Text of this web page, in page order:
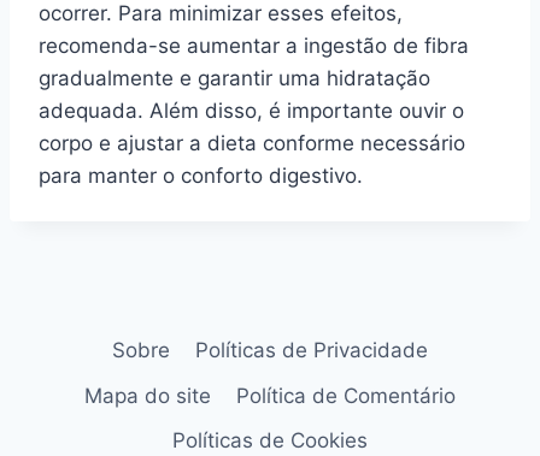
ocorrer. Para minimizar esses efeitos,
recomenda-se aumentar a ingestão de fibra
gradualmente e garantir uma hidratação
adequada. Além disso, é importante ouvir o
corpo e ajustar a dieta conforme necessário
para manter o conforto digestivo.
Sobre
Políticas de Privacidade
Mapa do site
Política de Comentário
Políticas de Cookies